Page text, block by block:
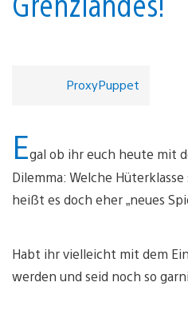
ProxyPuppet
Egal ob ihr euch heute mit
Dilemma: Welche
heißt es doch eher „neues
Habt ihr vielleicht mit dem
werden und seid noch so